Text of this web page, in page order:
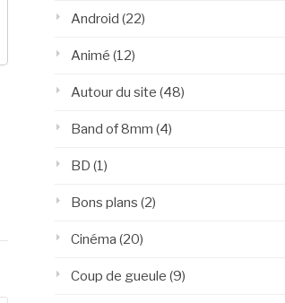
Android (22)
Animé (12)
Autour du site (48)
Band of 8mm (4)
BD (1)
Bons plans (2)
Cinéma (20)
Coup de gueule (9)